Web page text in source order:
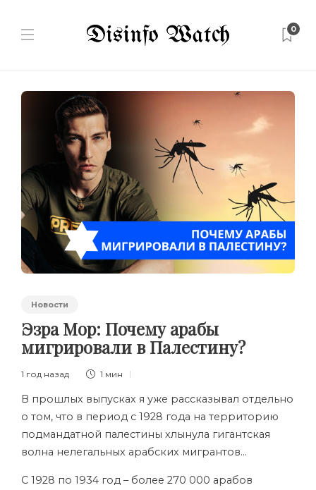
0
Новости
Эзра Мор: Почему арабы
мигрировали в Палестину?
1 год назад 1 мин
В прошлых выпусках я уже рассказывал отдельно
о том, что в период с 1928 года на территорию
подмандатной палестины хлынула гигантская
волна нелегальных арабских мигрантов…
С 1928 по 1934 год – более 270 000 арабов